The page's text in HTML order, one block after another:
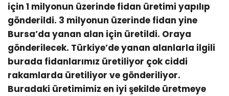
için 1 milyonun üzerinde fidan üretimi yapılıp
gönderildi. 3 milyonun üzerinde fidan yine
Bursa’da yanan alan için üretildi. Oraya
gönderilecek. Türkiye’de yanan alanlarla ilgili
burada fidanlarımız üretiliyor çok ciddi
rakamlarda üretiliyor ve gönderiliyor.
Buradaki üretimimiz en iyi şekilde üretmeye